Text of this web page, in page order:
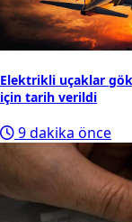
Elektrikli uçaklar
için tarih verildi
9 dakika önce